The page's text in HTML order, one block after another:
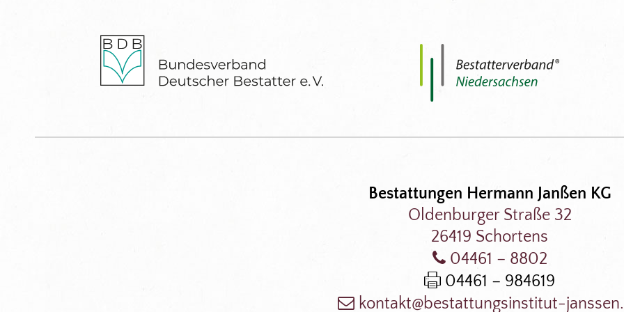
Bestattungen Hermann Janßen KG
Oldenburger Straße 32
26419 Schortens
04461 – 8802
04461 – 984619
kontakt@bestattungsinstitut-